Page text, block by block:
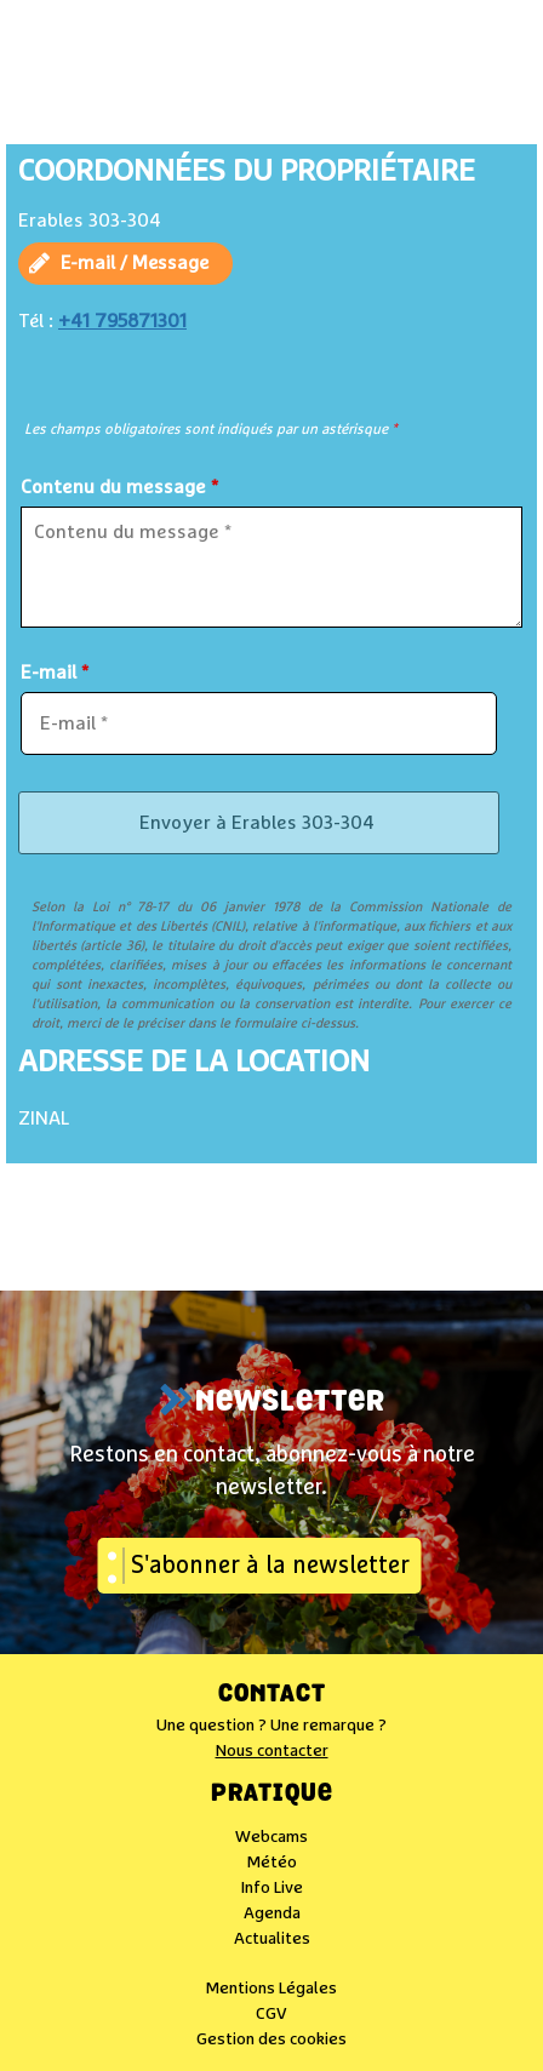
COORDONNÉES DU PROPRIÉTAIRE
Erables 303-304
E-mail / Message
Tél : +41 795871301
Les champs obligatoires sont indiqués par un astérisque *
Contenu du message *
E-mail*
Selon la Loi n° 78-17 du 06 janvier 1978 de la Commission Nationale de
l'Informatique et des Libertés (CNIL), relative à l'informatique, aux fichiers et aux
libertés (article 36), le titulaire du droit d'accès peut exiger que soient rectifiées,
complétées, clarifiées, mises à jour ou effacées les informations le concernant
qui sont inexactes, incomplètes, équivoques, périmées ou dont la collecte ou
l'utilisation, la communication ou la conservation est interdite. Pour exercer ce
droit, merci de le préciser dans le formulaire ci-dessus.
ADRESSE DE LA LOCATION
ZINAL
NEWSLETTER
Restons en contact, abonnez-vous à notre
newsletter.
S'abonner à la newsletter
CONTACT
Une question ? Une remarque ?
Nous contacter
PRATIQUE
Webcams
Météo
Info Live
Agenda
Actualites
Mentions Légales
CGV
Gestion des cookies